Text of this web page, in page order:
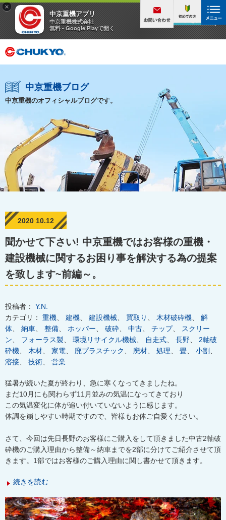
×
中京重機アプリ
中京重機株式会社
無料 - Google Playで開く
アプリを見る
中京重機ブログ
中京重機のオフィシャルブログです。
2020 10.12
聞かせて下さい! 中京重機ではお客様の重機・
建設機械に関するお困り事を解決する為の提案
を致します~前編～。
投稿者： Y.N.
カテゴリ： 重機 建機 建設機械 買取り 木材破砕機
解
体
納車 整備 ホッパー 破砕 中古 チップ、
スクリー
ン
フォーラス製 環境リサイクル機械 自走式 長野
2軸破
砕機
木材 家電 廃プラスチック 廃材 処理 畳 小割
溶接
技術 営業
猛暑が続いた夏が終わり、急に寒くなってきましたね。
まだ10月にも関わらず11月並みの気温になってきており
この気温変化に体が追い付いていないように感じます。
体調を崩しやすい時期ですので、皆様もお体ご自愛ください。
さて、今回は先日長野のお客様にご購入をして頂きました中古2軸破
砕機のご購入理由から整備～納車までを2部に分けてご紹介させて頂
きます。1部ではお客様のご購入理由に関し書かせて頂きます。
続きを読む